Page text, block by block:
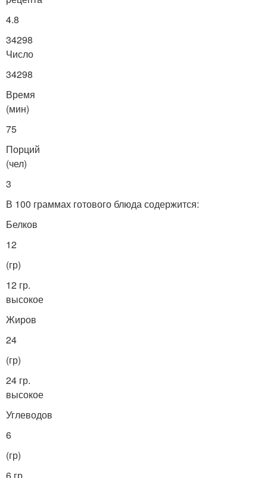
4.8
34298
Число
34298
Время
(мин)
75
Порций
(чел)
3
В 100 граммах готового блюда содержится:
Белков
12
(гр)
12 гр.
высокое
Жиров
24
(гр)
24 гр.
высокое
Углеводов
6
(гр)